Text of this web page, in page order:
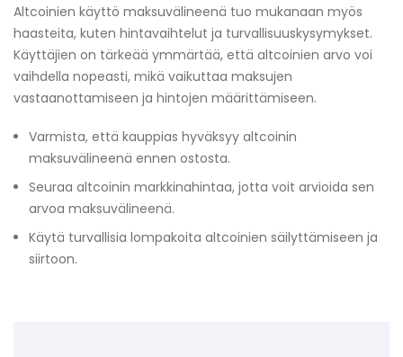
Altcoinien käyttö maksuvälineenä tuo mukanaan myös
haasteita, kuten hintavaihtelut ja turvallisuuskysymykset.
Käyttäjien on tärkeää ymmärtää, että altcoinien arvo voi
vaihdella nopeasti, mikä vaikuttaa maksujen
vastaanottamiseen ja hintojen määrittämiseen.
Varmista, että kauppias hyväksyy altcoinin
maksuvälineenä ennen ostosta.
Seuraa altcoinin markkinahintaa, jotta voit arvioida sen
arvoa maksuvälineenä.
Käytä turvallisia lompakoita altcoinien säilyttämiseen ja
siirtoon.